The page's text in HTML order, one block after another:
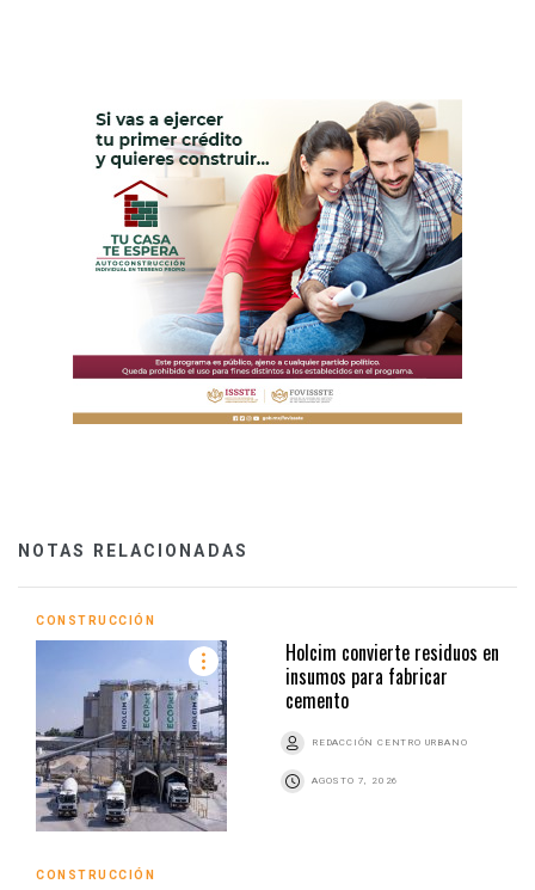
NOTAS RELACIONADAS
CONSTRUCCIÓN
Holcim convierte residuos en
insumos para fabricar
cemento
REDACCIÓN CENTRO URBANO
AGOSTO 7, 2026
CONSTRUCCIÓN